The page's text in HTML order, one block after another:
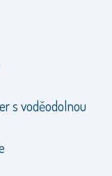
s voděodolnou